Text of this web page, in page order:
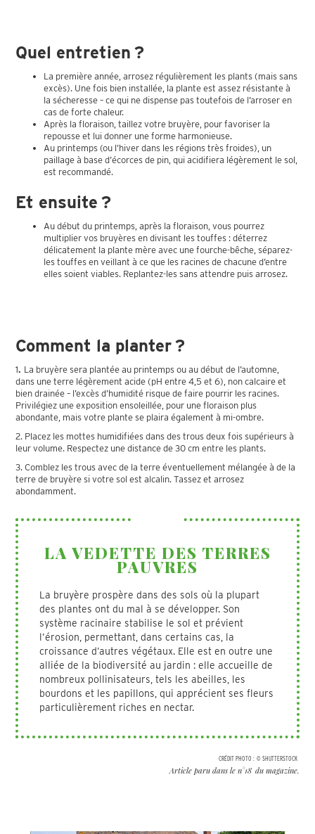
Quel entretien ?
La première année, arrosez régulièrement les plants (mais sans
excès). Une fois bien installée, la plante est assez résistante à
la sécheresse – ce qui ne dispense pas toutefois de l’arroser en
cas de forte chaleur.
Après la floraison, taillez votre bruyère, pour favoriser la
repousse et lui donner une forme harmonieuse.
Au printemps (ou l’hiver dans les régions très froides), un
paillage à base d’écorces de pin, qui acidifiera légèrement le sol,
est recommandé.
Et ensuite ?
Au début du printemps, après la floraison, vous pourrez
multiplier vos bruyères en divisant les touffes : déterrez
délicatement la plante mère avec une fourche-bêche, séparez-
les touffes en veillant à ce que les racines de chacune d’entre
elles soient viables. Replantez-les sans attendre puis arrosez.
Comment la planter ?
1. La bruyère sera plantée au printemps ou au début de l’automne,
dans une terre légèrement acide (pH entre 4,5 et 6), non calcaire et
bien drainée – l’excès d’humidité risque de faire pourrir les racines.
Privilégiez une exposition ensoleillée, pour une floraison plus
abondante, mais votre plante se plaira également à mi-ombre.
2. Placez les mottes humidifiées dans des trous deux fois supérieurs à
leur volume. Respectez une distance de 30 cm entre les plants.
3. Comblez les trous avec de la terre éventuellement mélangée à de la
terre de bruyère si votre sol est alcalin. Tassez et arrosez
abondamment.
LA VEDETTE DES TERRES
PAUVRES
La bruyère prospère dans des sols où la plupart
des plantes ont du mal à se développer. Son
système racinaire stabilise le sol et prévient
l’érosion, permettant, dans certains cas, la
croissance d’autres végétaux. Elle est en outre une
alliée de la biodiversité au jardin : elle accueille de
nombreux pollinisateurs, tels les abeilles, les
bourdons et les papillons, qui apprécient ses fleurs
particulièrement riches en nectar.
CRÉDIT PHOTO : © SHUTTERSTOCK
Article paru dans le n°18 du magazine.